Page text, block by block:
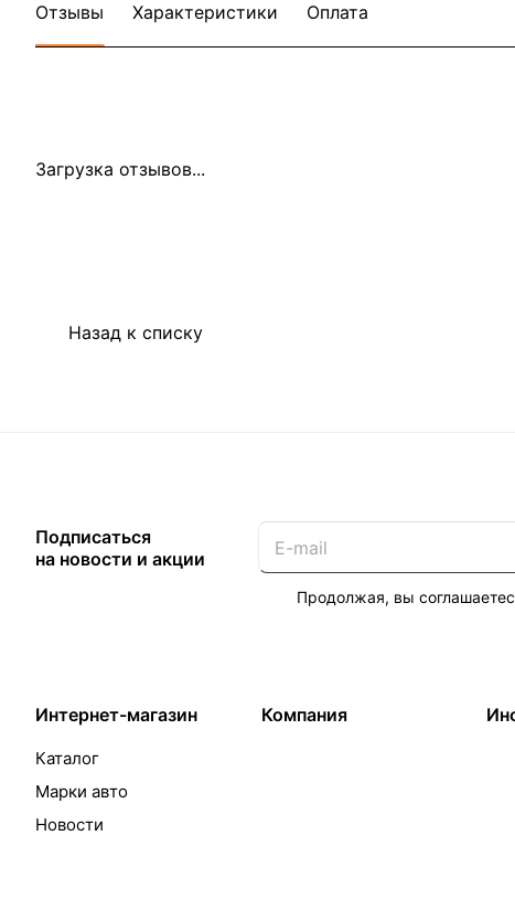
Отзывы Характеристики Оплата
Загрузка отзывов...
Назад к списку
Подписаться
на новости и акции
Продолжая, вы
Интернет-магазин
Каталог
Марки авто
Новости
Компания